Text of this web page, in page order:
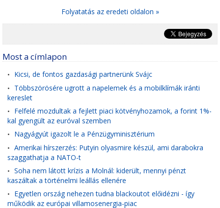
Folyatatás az eredeti oldalon »
Most a címlapon
• Kicsi, de fontos gazdasági partnerünk Svájc
• Többszörösére ugrott a napelemek és a mobilklímák iránti
kereslet
• Felfelé mozdultak a fejlett piaci kötvényhozamok, a forint 1%-
kal gyengült az euróval szemben
• Nagyágyút igazolt le a Pénzügyminisztérium
• Amerikai hírszerzés: Putyin olyasmire készül, ami darabokra
szaggathatja a NATO-t
• Soha nem látott krízis a Molnál: kiderült, mennyi pénzt
kaszáltak a történelmi leállás ellenére
• Egyetlen ország nehezen tudna blackoutot előidézni - így
működik az európai villamosenergia-piac